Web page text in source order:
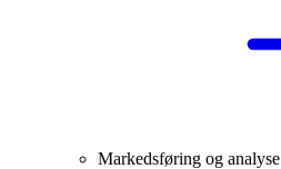
Markedsføring og analyse